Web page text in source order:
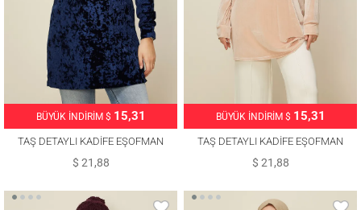
BÜYÜK İNDİRİM $ 15,31
TAŞ DETAYLI KADİFE EŞOFMAN
TUNİK T 43451
$ 21,88
BÜYÜK İNDİRİM $ 15,31
TAŞ DETAYLI KADİFE EŞOFMAN
TUNİK T 43451
$ 21,88